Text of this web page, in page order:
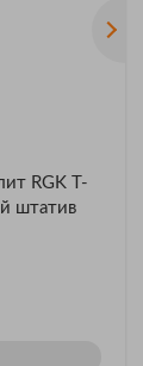
RGK T-
штатив